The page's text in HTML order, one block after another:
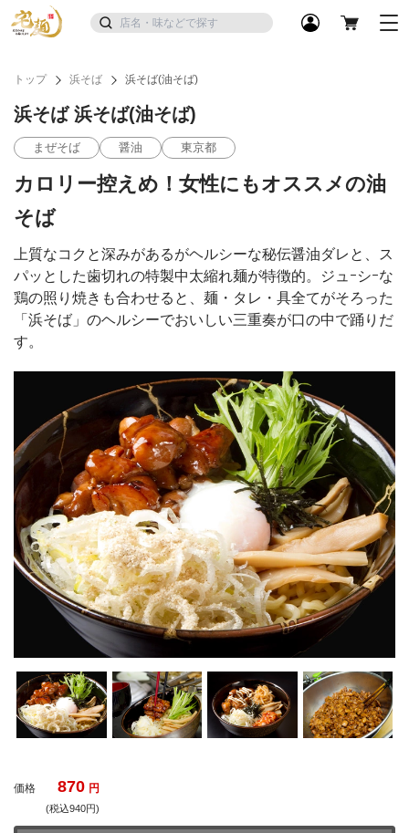
トップ 浜そば 浜そば(油そば)
浜そば 浜そば(油そば)
まぜそば 醤油 東京都
カロリー控えめ！女性にもオススメの油
そば
上質なコクと深みがあるがヘルシーな秘伝醤油ダレと、ス
パッとした歯切れの特製中太縮れ麺が特徴的。ジュｰシｰな
鶏の照り焼きも合わせると、麺・タレ・具全てがそろった
「浜そば」のヘルシーでおいしい三重奏が口の中で踊りだ
す。
価格 870 円
(税込940円)